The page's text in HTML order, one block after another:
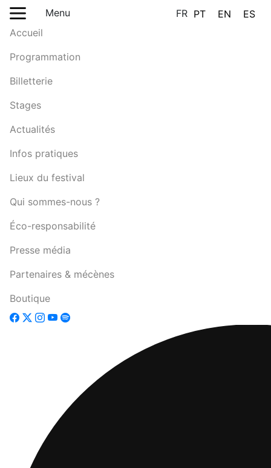
Menu FR PT EN
ES
Accueil
Programmation
Billetterie
Stages
Actualités
Infos pratiques
Lieux du festival
Qui sommes-nous ?
Éco-responsabilité
Presse média
Partenaires & mécènes
Boutique